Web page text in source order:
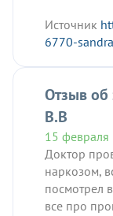
Источник
6770-
Отзыв об
В.В
15 февраля
Доктор
наркозом,
посмотрел
все про